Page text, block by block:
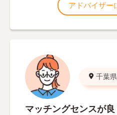
アドバイザー
千葉県
マッチングセンスが